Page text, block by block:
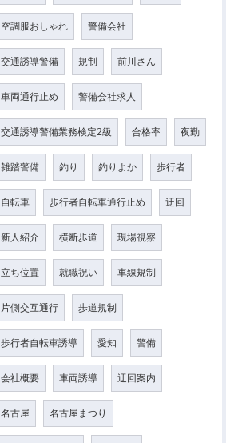
空調服おしゃれ 警備会社
交通誘導警備 規制 前川さん
車両通行止め 警備会社求人
交通誘導警備業務検定2級 合格率 夜勤
雑踏警備 釣り 釣りよか 歩行者
自転車 歩行者自転車通行止め 迂回
新人紹介 横断歩道 現場視察
立ち位置 就職祝い 車線規制
片側交互通行 歩道規制
歩行者自転車誘導 愛知 警備
会社概要 車両誘導 迂回案内
名古屋 名古屋まつり